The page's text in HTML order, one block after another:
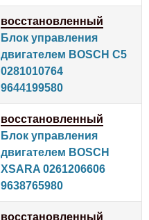
восстановленный
Блок управления
двигателем BOSCH C5
0281010764
9644199580
восстановленный
Блок управления
двигателем BOSCH
XSARA 0261206606
9638765980
восстановленный